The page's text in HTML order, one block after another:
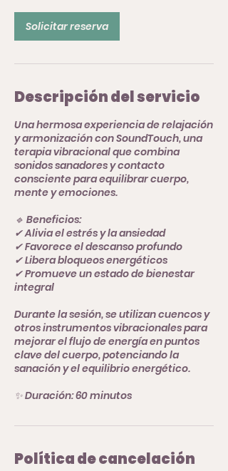
Solicitar reserva
Descripción del servicio
Una hermosa experiencia de relajación
y armonización con SoundTouch, una
terapia vibracional que combina
sonidos sanadores y contacto
consciente para equilibrar cuerpo,
mente y emociones.
🔹 Beneficios:
✔ Alivia el estrés y la ansiedad
✔ Favorece el descanso profundo
✔ Libera bloqueos energéticos
✔ Promueve un estado de bienestar
integral
Durante la sesión, se utilizan cuencos y
otros instrumentos vibracionales para
mejorar el flujo de energía en puntos
clave del cuerpo, potenciando la
sanación y el equilibrio energético.
Política de cancelación